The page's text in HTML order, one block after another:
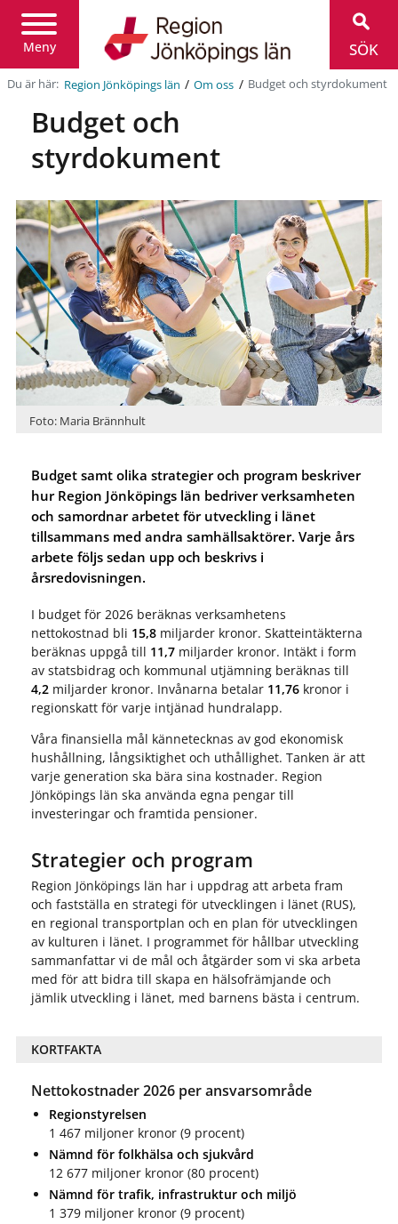
Meny
Jönköpings
län
SÖK
Du är här: Region Jönköpings län / Om oss / Budget och styrdokument
Budget och
styrdokument
Foto: Maria Brännhult
Budget samt olika strategier och program beskriver
hur Region Jönköpings län bedriver verksamheten
och samordnar arbetet för utveckling i länet
tillsammans med andra samhällsaktörer. Varje års
arbete följs sedan upp och beskrivs i
årsredovisningen.
I budget för 2026 beräknas verksamhetens
nettokostnad bli 15,8miljarder kronor. Skatteintäkterna
beräknas uppgå till 11,7miljarder kronor. Intäkt i form
av statsbidrag och kommunal utjämning beräknas till
4,2miljarder kronor. Invånarna betalar 11,76kronor i
regionskatt för varje intjänad hundralapp.
Våra finansiella mål kännetecknas av god ekonomisk
hushållning, långsiktighet och uthållighet. Tanken är att
varje generation ska bära sina kostnader. Region
Jönköpings län ska använda egna pengar till
investeringar och framtida pensioner.
Strategier och program
Region Jönköpings län har i uppdrag att arbeta fram
och fastställa en strategi för utvecklingen i länet (RUS),
en regional transportplan och en plan för utvecklingen
av kulturen i länet. I programmet för hållbar utveckling
sammanfattar vi de mål och åtgärder som vi ska arbeta
med för att bidra till skapa en hälsofrämjande och
jämlik utveckling i länet, med barnens bästa i centrum.
KORTFAKTA
Nettokostnader 2026 per ansvarsområde
Regionstyrelsen
1 467 miljoner kronor (9 procent)
Nämnd för folkhälsa och sjukvård
12 677 miljoner kronor (80 procent)
Nämnd för trafik, infrastruktur och miljö
1 379 miljoner kronor (9 procent)